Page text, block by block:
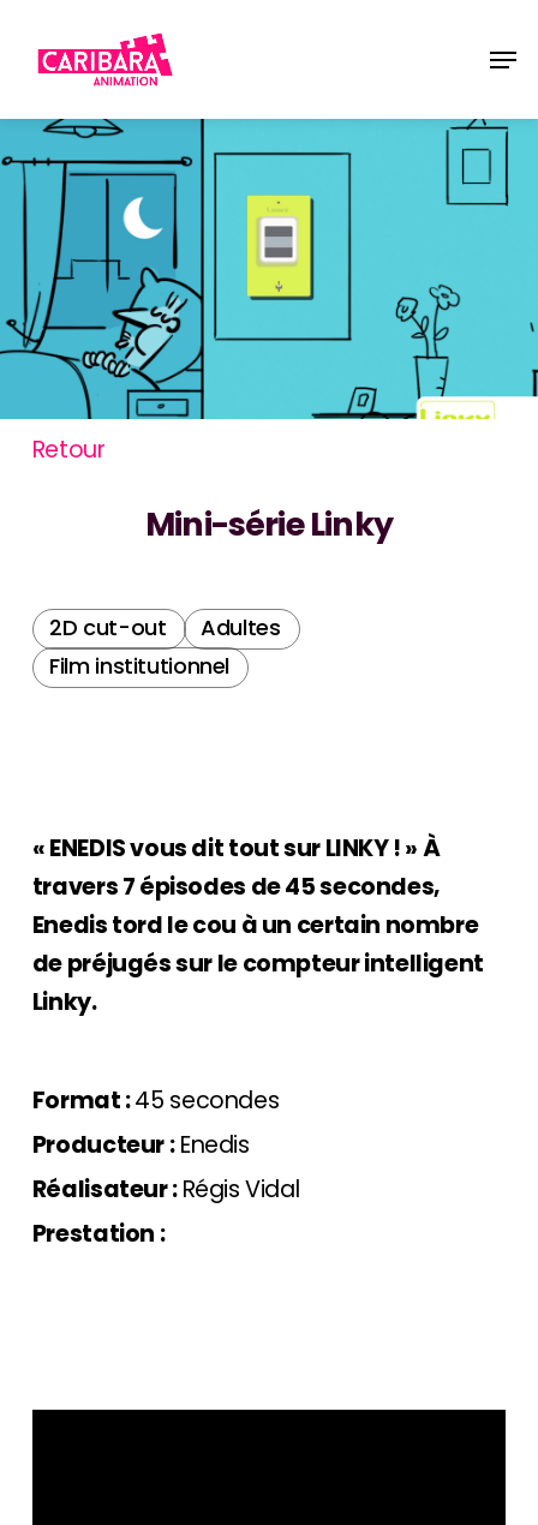
content
Retour
Mini-série Linky
2D cut-out
Adultes
Film institutionnel
« ENEDIS vous dit tout sur LINKY ! » À
travers 7 épisodes de 45 secondes,
Enedis tord le cou à un certain nombre
de préjugés sur le compteur intelligent
Linky.
Format :45 secondes
Producteur : Enedis
Réalisateur :Régis Vidal
Prestation :